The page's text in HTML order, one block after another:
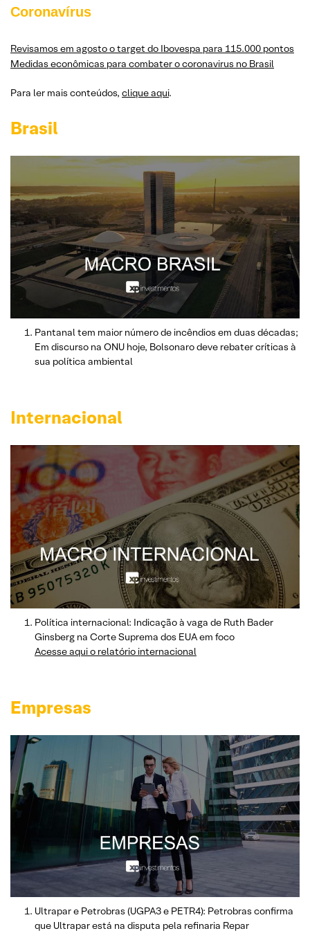
Coronavírus
Revisamos em agosto o target do Ibovespa para 115.000 pontos
Medidas econômicas para combater o coronavirus no Brasil
Para ler mais conteúdos, clique aqui.
Brasil
Pantanal tem maior número de incêndios em duas décadas;
Em discurso na ONU hoje, Bolsonaro deve rebater críticas à
sua política ambiental
Internacional
Política internacional: Indicação à vaga de Ruth Bader
Ginsberg na Corte Suprema dos EUA em foco
Acesse aqui o relatório internacional
Empresas
Ultrapar e Petrobras (UGPA3 e PETR4): Petrobras confirma
que Ultrapar está na disputa pela refinaria Repar